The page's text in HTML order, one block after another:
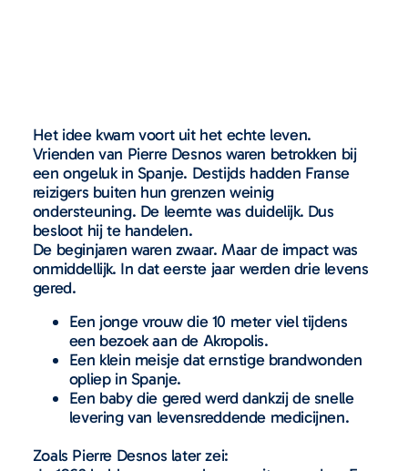
Het idee kwam voort uit het echte leven.
Vrienden van Pierre Desnos waren betrokken bij
een ongeluk in Spanje. Destijds hadden Franse
reizigers buiten hun grenzen weinig
ondersteuning. De leemte was duidelijk. Dus
besloot hij te handelen.
De beginjaren waren zwaar. Maar de impact was
onmiddellijk. In dat eerste jaar werden drie levens
gered.
Een jonge vrouw die 10 meter viel tijdens
een bezoek aan de Akropolis.
Een klein meisje dat ernstige brandwonden
opliep in Spanje.
Een baby die gered werd dankzij de snelle
levering van levensreddende medicijnen.
Zoals Pierre Desnos later zei: